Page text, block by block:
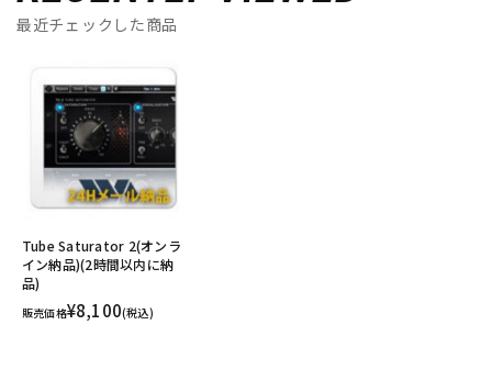
最近チェックした商品
Tube Saturator 2(オンラ
イン納品)(2時間以内に納
品)
販売価格¥8,100(税込)